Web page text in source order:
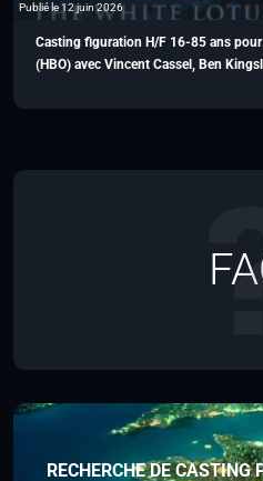
Publié le 12 juin 2026
Casting figuration H/F 16-85 ans
(HBO) avec Vincent Cassel, Ben
RECHERCHE DE CASTING